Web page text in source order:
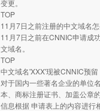
变更。
TOP
11月7日之前注册的中文域名
11月7日之前在CNNIC申请成
文域名。
TOP
中文域名'XXX'现被CNNIC预
对于国内一些著名企业的单位
本、商标注册证书、加盖公章
信息根据 申请表上的内容进行